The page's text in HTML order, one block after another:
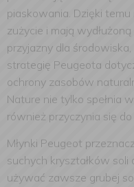
piaskowania. Dzięki temu
zużycie i mają
przyjazny dla
strategię Peugeota
ochrony zasobów
Nature nie tylko spełnia
również przyczynia się
Młynki Peugeot
suchych kryształków soli
używać zawsze grubej